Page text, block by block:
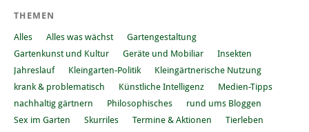
THEMEN
Alles Alles was wächst
Gartengestaltung
Gartenkunst und Kultur
Geräte und Mobiliar
Insekten
Jahreslauf
Kleingarten-Politik
Kleingärtnerische Nutzung
krank & problematisch
Künstliche Intelligenz
Medien-Tipps
nachhaltig gärtnern
Philosophisches
rund ums Bloggen
Sex im Garten
Skurriles Termine & Aktionen Tierleben